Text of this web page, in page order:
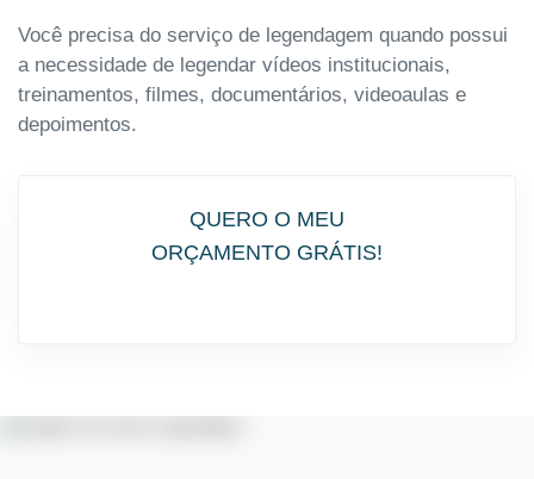
Você precisa do serviço de legendagem quando possui
a necessidade de legendar vídeos institucionais,
treinamentos, filmes, documentários, videoaulas e
depoimentos.
QUERO O MEU
ORÇAMENTO GRÁTIS!